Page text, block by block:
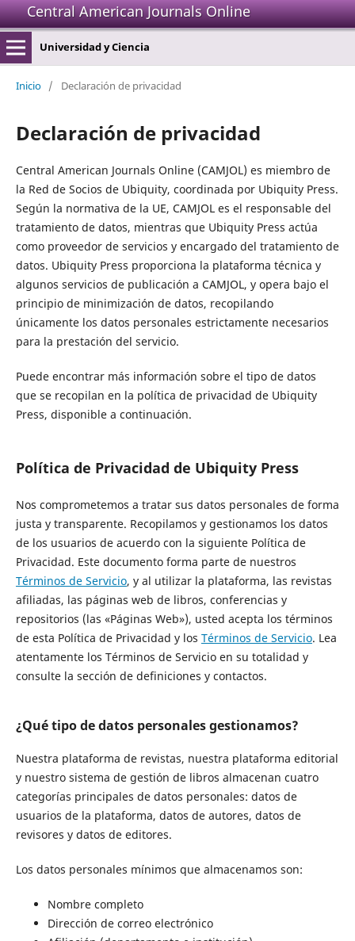
Central American Journals Online
Universidad y Ciencia
Inicio / Declaración de privacidad
Declaración de privacidad
Central American Journals Online (CAMJOL) es miembro de
la Red de Socios de Ubiquity, coordinada por Ubiquity Press.
Según la normativa de la UE, CAMJOL es el responsable del
tratamiento de datos, mientras que Ubiquity Press actúa
como proveedor de servicios y encargado del tratamiento de
datos. Ubiquity Press proporciona la plataforma técnica y
algunos servicios de publicación a CAMJOL, y opera bajo el
principio de minimización de datos, recopilando
únicamente los datos personales estrictamente necesarios
para la prestación del servicio.
Puede encontrar más información sobre el tipo de datos
que se recopilan en la política de privacidad de Ubiquity
Press, disponible a continuación.
Política de Privacidad de Ubiquity Press
Nos comprometemos a tratar sus datos personales de forma
justa y transparente. Recopilamos y gestionamos los datos
de los usuarios de acuerdo con la siguiente Política de
Privacidad. Este documento forma parte de nuestros
Términos de Servicio, y al utilizar la plataforma, las revistas
afiliadas, las páginas web de libros, conferencias y
repositorios (las «Páginas Web»), usted acepta los términos
de esta Política de Privacidad y los Términos de Servicio. Lea
atentamente los Términos de Servicio en su totalidad y
consulte la sección de definiciones y contactos.
¿Qué tipo de datos personales gestionamos?
Nuestra plataforma de revistas, nuestra plataforma editorial
y nuestro sistema de gestión de libros almacenan cuatro
categorías principales de datos personales: datos de
usuarios de la plataforma, datos de autores, datos de
revisores y datos de editores.
Los datos personales mínimos que almacenamos son:
Nombre completo
Dirección de correo electrónico